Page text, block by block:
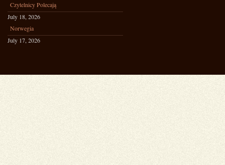
Czytelnicy Polecają
July 18, 2026
Norwegia
July 17, 2026